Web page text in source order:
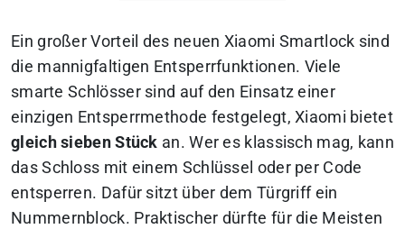
Ein großer Vorteil des neuen Xiaomi Smartlock sind
die mannigfaltigen Entsperrfunktionen. Viele
smarte Schlösser sind auf den Einsatz einer
einzigen Entsperrmethode festgelegt, Xiaomi bietet
gleich sieben Stück an. Wer es klassisch mag, kann
das Schloss mit einem Schlüssel oder per Code
entsperren. Dafür sitzt über dem Türgriff ein
Nummernblock. Praktischer dürfte für die Meisten